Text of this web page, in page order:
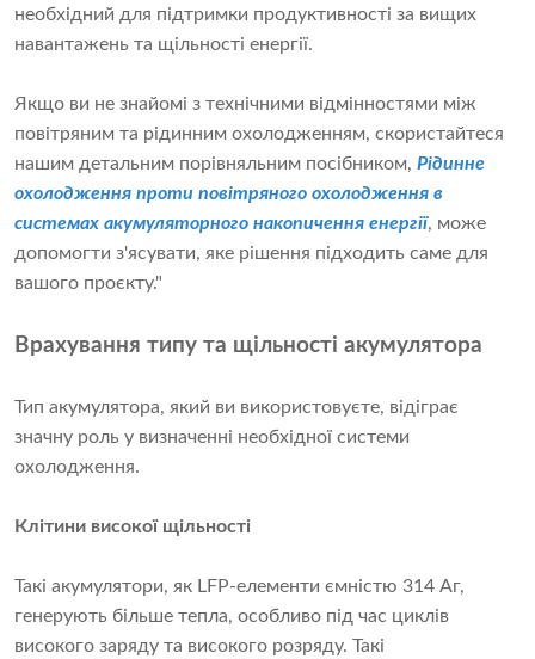
необхідний для підтримки продуктивності за вищих
навантажень та щільності енергії.
Якщо ви не знайомі з технічними відмінностями між
повітряним та рідинним охолодженням, скористайтеся
нашим детальним порівняльним посібником, Рідинне
охолодження проти повітряного охолодження в
системах акумуляторного накопичення енергії, може
допомогти з'ясувати, яке рішення підходить саме для
вашого проєкту."
Врахування типу та щільності акумулятора
Тип акумулятора, який ви використовуєте, відіграє
значну роль у визначенні необхідної системи
охолодження.
Клітини високої щільності
Такі акумулятори, як LFP-елементи ємністю 314 Аг,
генерують більше тепла, особливо під час циклів
високого заряду та високого розряду. Такі